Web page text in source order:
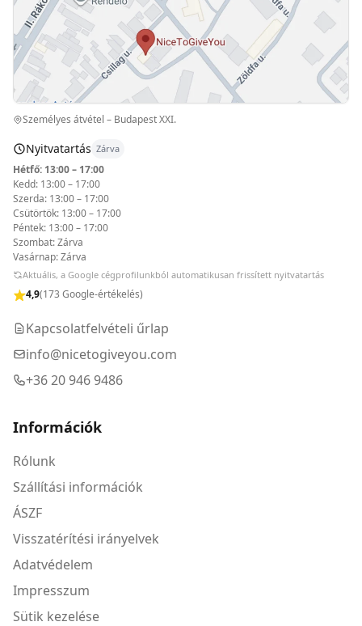
Személyes átvétel – Budapest XXI.
Nyitvatartás Zárva
Hétfő: 13:00 – 17:00
Kedd: 13:00 – 17:00
Szerda: 13:00 – 17:00
Csütörtök: 13:00 – 17:00
Péntek: 13:00 – 17:00
Szombat: Zárva
Vasárnap: Zárva
Aktuális, a Google cégprofilunkból automatikusan frissített nyitvatartás
4,9(173 Google-értékelés)
Kapcsolatfelvételi űrlap
info@nicetogiveyou.com
+36 20 946 9486
Információk
Rólunk
Szállítási információk
ÁSZF
Visszatérítési irányelvek
Adatvédelem
Impresszum
Sütik kezelése